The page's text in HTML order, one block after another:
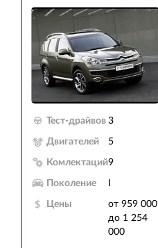
Тест-драйвов 3
Двигателей 5
Комлектаций9
Поколение
Цены
от 959 000
до 1 254
000